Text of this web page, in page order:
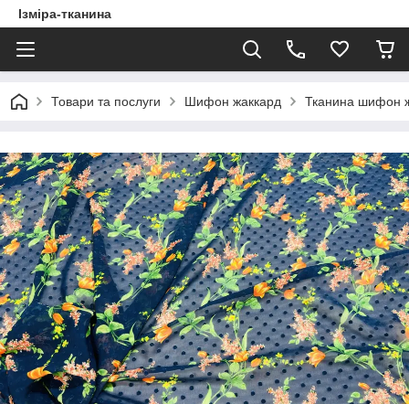
Ізміра-тканина
Товари та послуги Шифон жаккард Тканина шифон